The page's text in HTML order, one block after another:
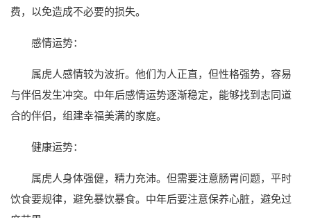
费，以免造成不必要的损失。
感情运势：
属虎人感情较为波折。他们为人正直，但性格强势，容易
与伴侣发生冲突。中年后感情运势逐渐稳定，能够找到志同道
合的伴侣，组建幸福美满的家庭。
健康运势：
属虎人身体强健，精力充沛。但需要注意肠胃问题，平时
饮食要规律，避免暴饮暴食。中年后要注意保养心脏，避免过